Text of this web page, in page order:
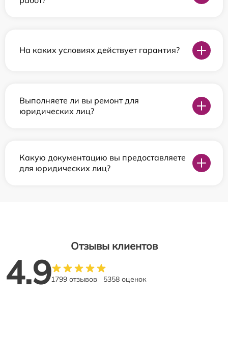
На каких условиях действует гарантия?
Выполняете ли вы ремонт для
юридических лиц?
Какую документацию вы предоставляете
для юридических лиц?
Отзывы клиентов
4.91799 отзывов 5358 оценок